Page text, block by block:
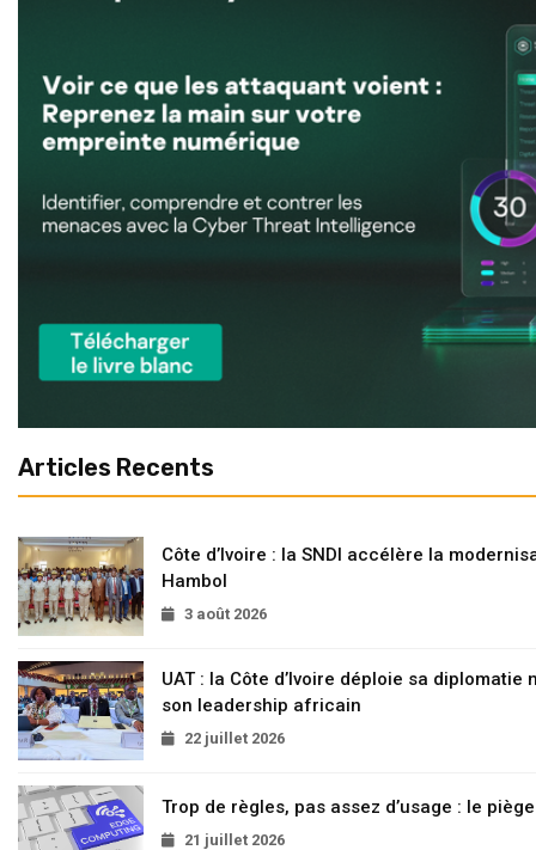
Articles Recents
Côte d’Ivoire : la SNDI accélère la
Hambol
3 août 2026
UAT : la Côte d’Ivoire déploie sa
son leadership africain
22 juillet 2026
Trop de règles, pas assez d’usage : le
21 juillet 2026